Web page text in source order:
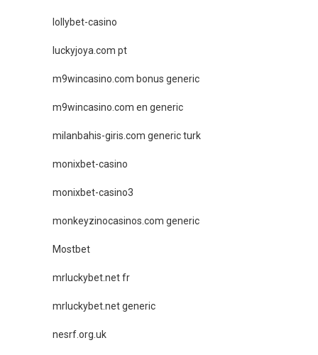
lollybet-casino
luckyjoya.com pt
m9wincasino.com bonus generic
m9wincasino.com en generic
milanbahis-giris.com generic turk
monixbet-casino
monixbet-casino3
monkeyzinocasinos.com generic
Mostbet
mrluckybet.net fr
mrluckybet.net generic
nesrf.org.uk